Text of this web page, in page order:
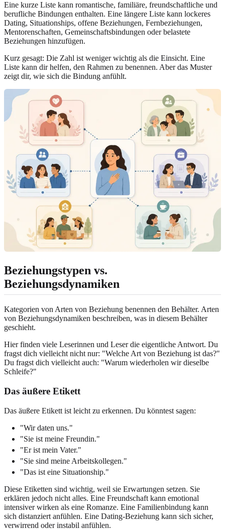
Eine kurze Liste kann romantische, familiäre, freundschaftliche und
berufliche Bindungen enthalten. Eine längere Liste kann lockeres
Dating, Situationships, offene Beziehungen, Fernbeziehungen,
Mentorenschaften, Gemeinschaftsbindungen oder belastete
Beziehungen hinzufügen.
Kurz gesagt: Die Zahl ist weniger wichtig als die Einsicht. Eine
Liste kann dir helfen, den Rahmen zu benennen. Aber das Muster
zeigt dir, wie sich die Bindung anfühlt.
Beziehungstypen vs.
Beziehungsdynamiken
Kategorien von Arten von Beziehung benennen den Behälter. Arten
von Beziehungsdynamiken beschreiben, was in diesem Behälter
geschieht.
Hier finden viele Leserinnen und Leser die eigentliche Antwort. Du
fragst dich vielleicht nicht nur: "Welche Art von Beziehung ist das?"
Du fragst dich vielleicht auch: "Warum wiederholen wir dieselbe
Schleife?"
Das äußere Etikett
Das äußere Etikett ist leicht zu erkennen. Du könntest sagen:
"Wir daten uns."
"Sie ist meine Freundin."
"Er ist mein Vater."
"Sie sind meine Arbeitskollegen."
"Das ist eine Situationship."
Diese Etiketten sind wichtig, weil sie Erwartungen setzen. Sie
erklären jedoch nicht alles. Eine Freundschaft kann emotional
intensiver wirken als eine Romanze. Eine Familienbindung kann
sich distanziert anfühlen. Eine Dating-Beziehung kann sich sicher,
verwirrend oder instabil anfühlen.